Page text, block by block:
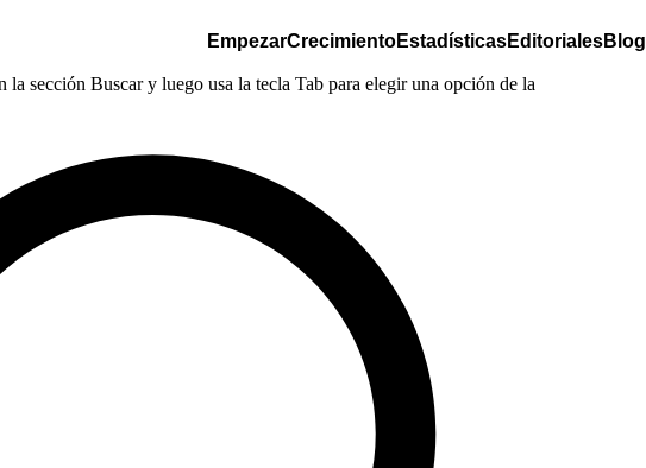
EmpezarCrecimientoEstadísticasEditorialesBlog
la sección Buscar y luego usa la tecla Tab para elegir una opción de la